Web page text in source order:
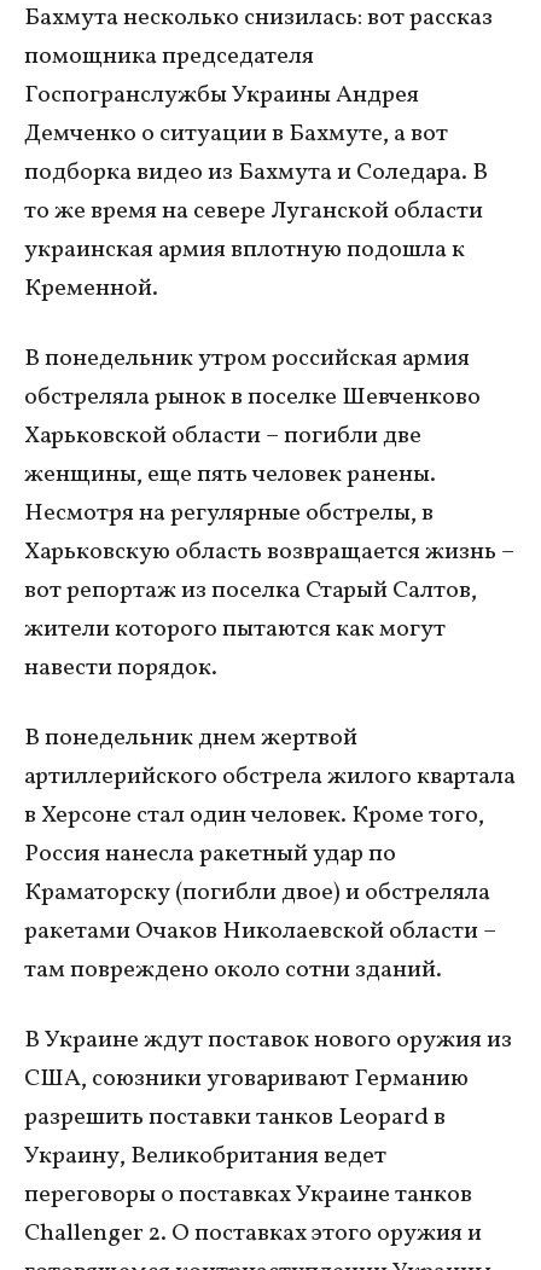
Бахмута несколько снизилась: вот рассказ
помощника председателя
Госпогранслужбы Украины Андрея
Демченко о ситуации в Бахмуте, а вот
подборка видео из Бахмута и Соледара. В
то же время на севере Луганской области
украинская армия вплотную подошла к
Кременной.
В понедельник утром российская армия
обстреляла рынок в поселке Шевченково
Харьковской области – погибли две
женщины, еще пять человек ранены.
Несмотря на регулярные обстрелы, в
Харьковскую область возвращается жизнь –
вот репортаж из поселка Старый Салтов,
жители которого пытаются как могут
навести порядок.
В понедельник днем жертвой
артиллерийского обстрела жилого квартала
в Херсоне стал один человек. Кроме того,
Россия нанесла ракетный удар по
Краматорску (погибли двое) и обстреляла
ракетами Очаков Николаевской области –
там повреждено около сотни зданий.
В Украине ждут поставок нового оружия из
США, союзники уговаривают Германию
разрешить поставки танков Leopard в
Украину, Великобритания ведет
переговоры о поставках Украине танков
Challenger 2. О поставках этого оружия и